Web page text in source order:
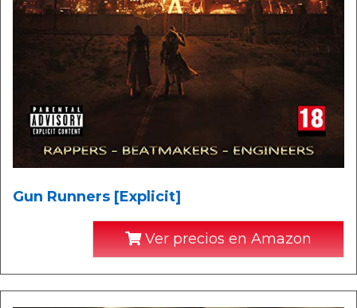
Gun Runners [Explicit]
Ver precios en Amazon